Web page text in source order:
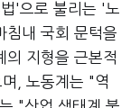
'으로 불리는 '노
침내 국회 문턱을
의 지형을 근본적
, 노동계는 "역